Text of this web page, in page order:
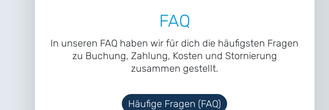
FAQ
In unseren FAQ haben wir für dich die häufigsten Fragen
zu Buchung, Zahlung, Kosten und Stornierung
zusammen gestellt.
Häufige Fragen (FAQ)